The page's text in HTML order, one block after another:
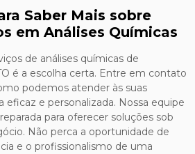
Saber Mais sobre
em Análises Químicas
de análises químicas de
é a escolha certa. Entre em contato
podemos atender às suas
eficaz e personalizada. Nossa equipe
para oferecer soluções sob
Não perca a oportunidade de
e o profissionalismo de uma